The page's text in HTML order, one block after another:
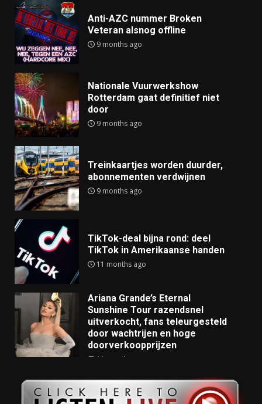
Anti-AZC nummer Broken
Veteran alsnog offline
9 months ago
Nationale Vuurwerkshow
Rotterdam gaat definitief niet
door
9 months ago
Treinkaartjes worden duurder,
abonnementen verdwijnen
9 months ago
TikTok-deal bijna rond: deel
TikTok in Amerikaanse handen
11 months ago
Ariana Grande’s Eternal
Sunshine Tour razendsnel
uitverkocht, fans teleurgesteld
door wachtrijen en hoge
doorverkoopprijzen
11 months ago